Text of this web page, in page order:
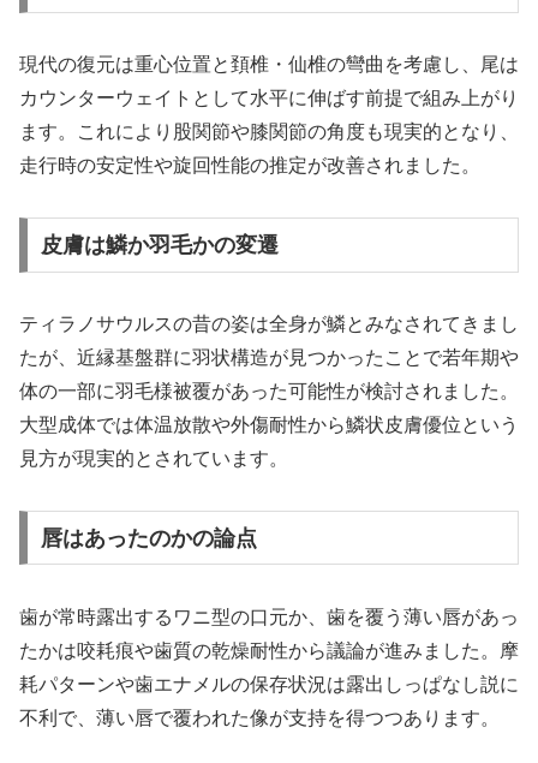
現代の復元は重心位置と頚椎・仙椎の彎曲を考慮し、尾は
カウンターウェイトとして水平に伸ばす前提で組み上がり
ます。これにより股関節や膝関節の角度も現実的となり、
走行時の安定性や旋回性能の推定が改善されました。
皮膚は鱗か羽毛かの変遷
ティラノサウルスの昔の姿は全身が鱗とみなされてきまし
たが、近縁基盤群に羽状構造が見つかったことで若年期や
体の一部に羽毛様被覆があった可能性が検討されました。
大型成体では体温放散や外傷耐性から鱗状皮膚優位という
見方が現実的とされています。
唇はあったのかの論点
歯が常時露出するワニ型の口元か、歯を覆う薄い唇があっ
たかは咬耗痕や歯質の乾燥耐性から議論が進みました。摩
耗パターンや歯エナメルの保存状況は露出しっぱなし説に
不利で、薄い唇で覆われた像が支持を得つつあります。